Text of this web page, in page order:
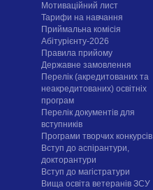
Мотиваційний лист
Тарифи на навчання
Приймальна комісія
Абітурієнту-2026
Правила прийому
Державне замовлення
Перелік (акредитованих та
неакредитованих) освітніх
програм
Перелік документів для
вступників
Програми творчих конкурсiв
Вступ до аспірантури,
докторантури
Вступ до магістратури
Вища освіта ветеранів ЗСУ